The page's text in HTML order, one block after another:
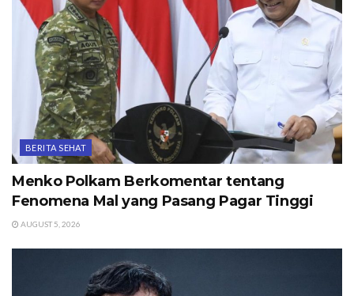
BERITA SEHAT
Menko Polkam Berkomentar tentang
Fenomena Mal yang Pasang Pagar Tinggi
AUGUST 5, 2026